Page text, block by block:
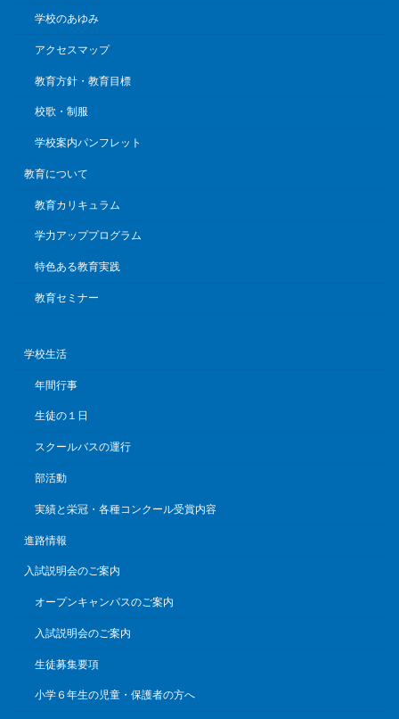
学校のあゆみ
アクセスマップ
教育方針・教育目標
校歌・制服
学校案内パンフレット
教育について
教育カリキュラム
学力アッププログラム
特色ある教育実践
教育セミナー
学校生活
年間行事
生徒の１日
スクールバスの運行
部活動
実績と栄冠・各種コンクール受賞内容
進路情報
入試説明会のご案内
オープンキャンパスのご案内
入試説明会のご案内
生徒募集要項
小学６年生の児童・保護者の方へ